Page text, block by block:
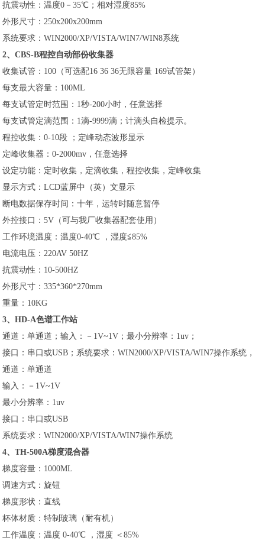
抗震动性：温度0－35℃；相对湿度85%
外形尺寸：250x200x200mm
系统要求：WIN2000/XP/VISTA/WIN7/WIN8系统
2、CBS-B程控自动部份收集器
收集试管：100（可选配16 36 36无限容量 169试管架）
每支最大容量：100ML
每支试管定时范围：1秒-200小时，任意选择
每支试管定滴范围：1滴-9999滴；计滴头自检提示。
程控收集：0-10段 ；定峰动态波形显示
定峰收集器：0-2000mv，任意选择
设定功能：定时收集，定滴收集，程控收集，定峰收集
显示方式：LCD蓝屏中（英）文显示
断电数据保存时间：十年，运转时随意暂停
外控接口：5V（可与我厂收集器配套使用）
工作环境温度：温度0-40℃ ，湿度≦85%
电流电压：220AV 50HZ
抗震动性：10-500HZ
外形尺寸：335*360*270mm
重量：10KG
3、HD-A色谱工作站
通道：单通道；输入：－1V~1V；最小分辨率：1uv；
接口：串口或USB；系统要求：WIN2000/XP/VISTA/WIN7操作系统，
通道：单通道
输入：－1V~1V
最小分辨率：1uv
接口：串口或USB
系统要求：WIN2000/XP/VISTA/WIN7操作系统
4、TH-500A梯度混合器
梯度容量：1000ML
调速方式：旋钮
梯度形状：直线
杯体材质：特制玻璃（耐有机）
工作温度：温度 0-40℃ ，湿度 ＜85%